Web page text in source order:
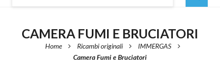
CAMERA FUMI E BRUCIATORI
Home Ricambi originali
IMMERGAS
Camera Fumi e Bruciatori